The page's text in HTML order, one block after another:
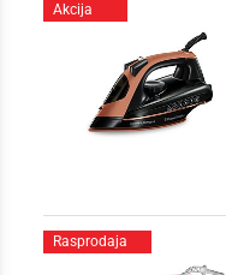
Akcija
Rasprodaja